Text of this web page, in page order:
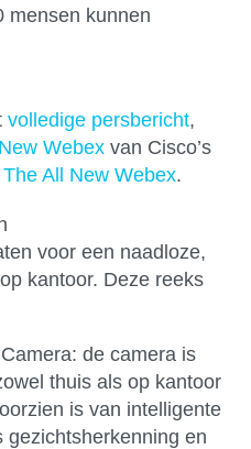
mensen kunnen
volledige persbericht,
Webex van Cisco’s
The All New Webex.
voor een naadloze,
kantoor. Deze reeks
de camera is
thuis als op kantoor
is van intelligente
gezichtsherkenning en